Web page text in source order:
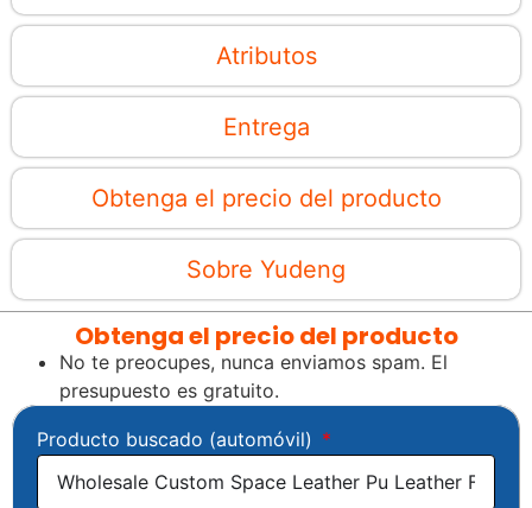
Atributos
Entrega
Obtenga el precio del producto
Sobre Yudeng
Obtenga el precio del producto
No te preocupes, nunca enviamos spam. El
presupuesto es gratuito.
Producto buscado (automóvil)